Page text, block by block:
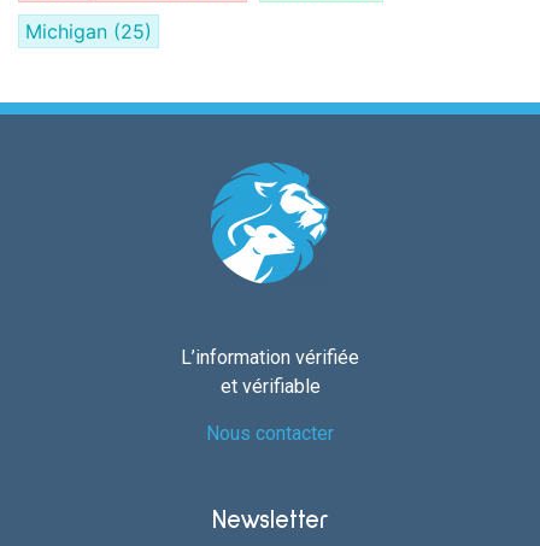
Michigan (25)
L’information vérifiée
et vérifiable
Nous contacter
Newsletter